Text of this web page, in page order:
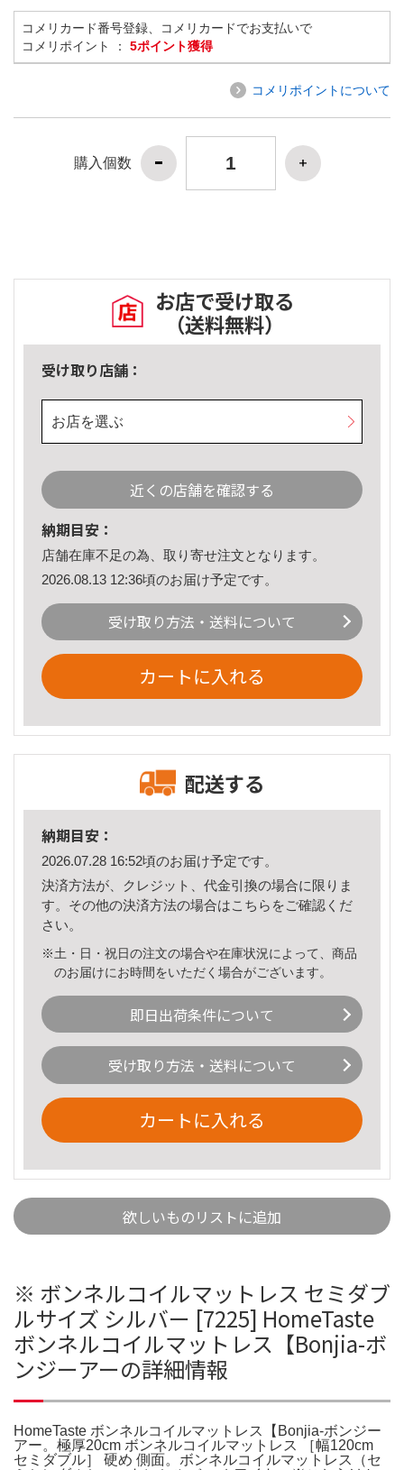
コメリカード番号登録、コメリカードでお支払いで
コメリポイント ： 5ポイント獲得
コメリポイントについて
購入個数
お店で受け取る
（送料無料）
受け取り店舗：
お店を選ぶ
近くの店舗を確認する
納期目安：
店舗在庫不足の為、取り寄せ注文となります。
2026.08.13 12:36頃のお届け予定です。
受け取り方法・送料について
カートに入れる
配送する
納期目安：
2026.07.28 16:52頃のお届け予定です。
決済方法が、クレジット、代金引換の場合に限りま
す。その他の決済方法の場合はこちら をご確認くだ
さい。
※土・日・祝日の注文の場合や在庫状況によって、商品
のお届けにお時間をいただく場合がございます。
即日出荷条件について
受け取り方法・送料について
カートに入れる
欲しいものリストに追加
※ ボンネルコイルマットレス セミダブ
ルサイズ シルバー [7225] HomeTaste
ボンネルコイルマットレス【Bonjia-ボ
ンジーアーの詳細情報
HomeTaste ボンネルコイルマットレス【Bonjia-ボンジー
アー。極厚20cm ボンネルコイルマットレス ［幅120cm
セミダブル］ 硬め 側面。ボンネルコイルマットレス（セ